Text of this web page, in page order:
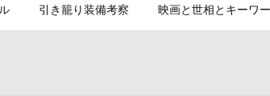
引き籠り装備考察 映画と世相とキーワ